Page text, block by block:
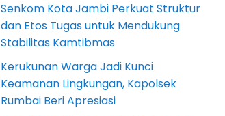
Senkom Kota Jambi Perkuat Struktur
dan Etos Tugas untuk Mendukung
Stabilitas Kamtibmas
Kerukunan Warga Jadi Kunci
Keamanan Lingkungan, Kapolsek
Rumbai Beri Apresiasi